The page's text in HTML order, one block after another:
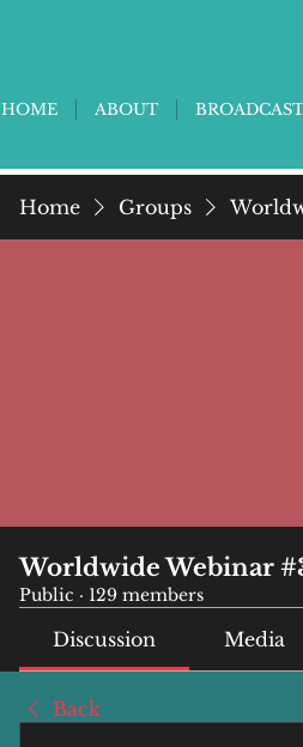
HOME ABOUT
Home Groups
Worldwide Webinar
Public · 129 members
Discussion Media
Back